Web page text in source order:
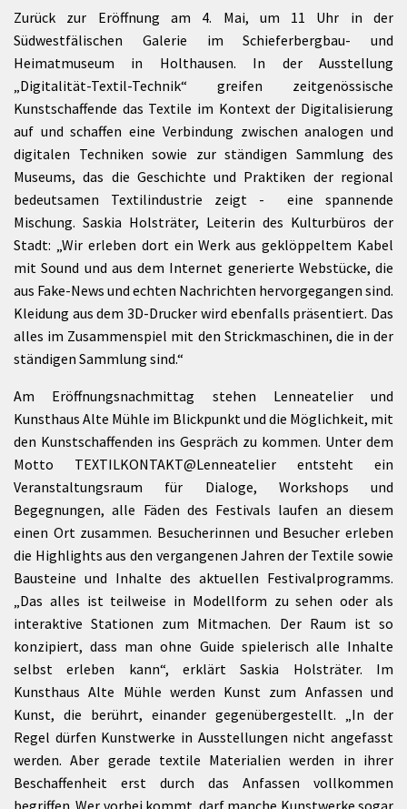
Zurück zur Eröffnung am 4. Mai, um 11 Uhr in der
Südwestfälischen Galerie im Schieferbergbau- und
Heimatmuseum in Holthausen. In der Ausstellung
„Digitalität-Textil-Technik“ greifen zeitgenössische
Kunstschaffende das Textile im Kontext der Digitalisierung
auf und schaffen eine Verbindung zwischen analogen und
digitalen Techniken sowie zur ständigen Sammlung des
Museums, das die Geschichte und Praktiken der regional
bedeutsamen Textilindustrie zeigt - eine spannende
Mischung. Saskia Holsträter, Leiterin des Kulturbüros der
Stadt: „Wir erleben dort ein Werk aus geklöppeltem Kabel
mit Sound und aus dem Internet generierte Webstücke, die
aus Fake-News und echten Nachrichten hervorgegangen sind.
Kleidung aus dem 3D-Drucker wird ebenfalls präsentiert. Das
alles im Zusammenspiel mit den Strickmaschinen, die in der
ständigen Sammlung sind.“
Am Eröffnungsnachmittag stehen Lenneatelier und
Kunsthaus Alte Mühle im Blickpunkt und die Möglichkeit, mit
den Kunstschaffenden ins Gespräch zu kommen. Unter dem
Motto TEXTILKONTAKT@Lenneatelier entsteht ein
Veranstaltungsraum für Dialoge, Workshops und
Begegnungen, alle Fäden des Festivals laufen an diesem
einen Ort zusammen. Besucherinnen und Besucher erleben
die Highlights aus den vergangenen Jahren der Textile sowie
Bausteine und Inhalte des aktuellen Festivalprogramms.
„Das alles ist teilweise in Modellform zu sehen oder als
interaktive Stationen zum Mitmachen. Der Raum ist so
konzipiert, dass man ohne Guide spielerisch alle Inhalte
selbst erleben kann“, erklärt Saskia Holsträter. Im
Kunsthaus Alte Mühle werden Kunst zum Anfassen und
Kunst, die berührt, einander gegenübergestellt. „In der
Regel dürfen Kunstwerke in Ausstellungen nicht angefasst
werden. Aber gerade textile Materialien werden in ihrer
Beschaffenheit erst durch das Anfassen vollkommen
begriffen. Wer vorbei kommt, darf manche Kunstwerke sogar